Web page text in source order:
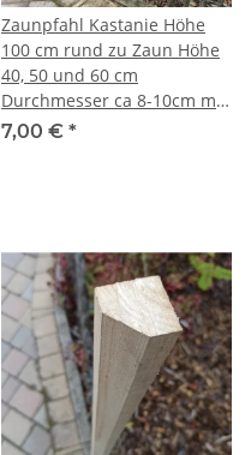
Zaunpfahl Kastanie Höhe
100 cm rund zu Zaun Höhe
40, 50 und 60 cm
Durchmesser ca 8-10cm mit
Spitze
7,00 € *